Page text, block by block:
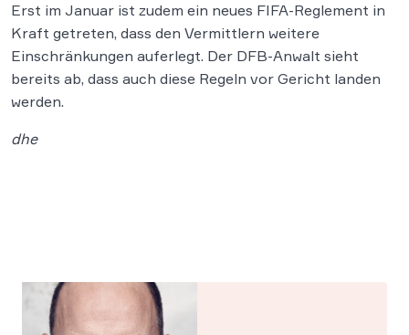
Erst im Januar ist zudem ein neues FIFA-Reglement in
Kraft getreten, dass den Vermittlern weitere
Einschränkungen auferlegt. Der DFB-Anwalt sieht
bereits ab, dass auch diese Regeln vor Gericht landen
werden.
dhe